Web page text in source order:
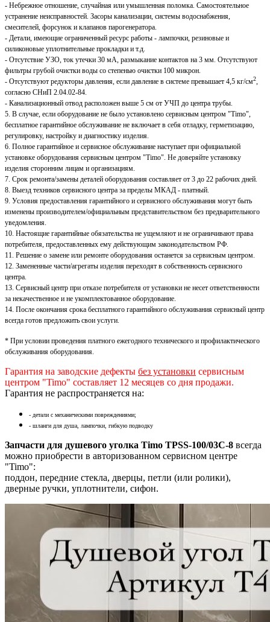
- Небрежное отношение, случайная или умышленная поломка. Самостоятельное
устранение неисправностей. Засоры канализации, системы водоснабжения,
смесителей, форсунок и клапанов парогенератора.
- Детали, имеющие ограниченный ресурс работы - лампочки, резиновые и
силиконовые уплотнительные прокладки и т.д.
- Отсутствие УЗО, ток утечки 30 мА, размыкание контактов на 3 мм. Отсутствуют
фильтры грубой очистки воды со степенью очистки 100 микрон.
- Отсутствуют редукторы давления, если давление в системе превышает 4,5 кг/см2,
согласно СНиП 2.04.02-84.
- Канализационный отвод расположен выше 5 см от УЧП до центра трубы.
5. В случае, если оборудование не было установлено сервисным центром "Timo",
бесплатное гарантийное обслуживание не включает в себя отладку, герметизацию,
регулировку, настройку и диагностику изделия.
6. Полное гарантийное и сервисное обслуживание наступает при официальной
установке оборудования сервисным центром "Timo". Не доверяйте установку
изделия сторонним лицам и организациям.
7. Срок ремонта/замены деталей оборудования составляет от 3 до 22 рабочих дней.
8. Выезд техников сервисного центра за пределы МКАД - платный.
9. Условия предоставления гарантийного и сервисного обслуживания могут быть
изменены производителем/официальным представительством без предварительного
уведомления.
10. Настоящие гарантийные обязательства не ущемляют и не ограничивают права
потребителя, предоставленных ему действующим законодательством РФ.
11. Решение о замене или ремонте оборудования останется за сервисным центром.
12. Замененные части/агрегаты изделия переходят в собственность сервисного
центра.
13. Сервисный центр при отказе потребителя от установки не несет ответственности
за некачественное и не укомплектованное оборудование.
14. После окончания срока бесплатного гарантийного обслуживания сервисный центр
всегда готов предложить свои услуги.
* При условии проведения платного ежегодного технического и профилактического
обслуживания оборудования.
Гарантия на заводские дефекты без установки сервисным
центром "Timo" составляет 12 месяцев со дня продажи.
Гарантия не распространяется на:
- детали с механическими повреждениями;
- шланги для душа, лампочки, гибкую подводку
Запчасти для душевого уголка Timo TPSS-100/03C-8 всегда
можно приобрести в авторизованном сервисном центре
"Timo":
поддон, передние стекла, дверцы, петли (или ролики),
дверные ручки, уплотнители, сифон.